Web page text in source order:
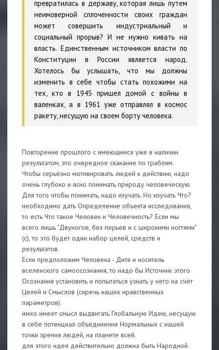
превратилась в державу, которая лишь путем
неимоверной сплоченности своих граждан
может совершить индустриальный и
социальный прорыв? И не нужно кивать на
власть. Единственным источником власти по
Конституции в России является народ.
Хотелось бы услышать, что мы должны
изменить в себе чтобы стать похожими на
тех, кто в 1945 пришел домой с войны в
валенках, а в 1961 уже отправлял в космос
ракету, несущую на своем борту человека.
Повторение прошлого с имеющимся уже в наличии
результатом, это очередное скакание по граблям.
Чтобы серьёзно мотивировать людей к действию, надо
очень глубоко и ясно понимать природу человеческую.
Для того чтобы понимать, надо изучать. Но изучать Что?
необходимо дать Определение объекта исследования,
то есть Что такое Человек и Человечность? Если мы
всего лишь "Двуногое, без перьев и с широкими ногтями"
(с), то это будет один набор целей, средств и
результатов.
Если предположим Человека - Дитя и носитель
вселенского самоосознания, то надо бы Источник этого
Осознания установить и попытаться узнать у него на счёт
Целей и Смыслов (сиречь наших нравственных
параметров).
имхо имеет смысл выдвигать Глобальную Идею, несущую
в себе потенциал объединения Нормальных с нашей
точки зрения людей, на планете всей.
для этого идея действительно должна быть Народной.